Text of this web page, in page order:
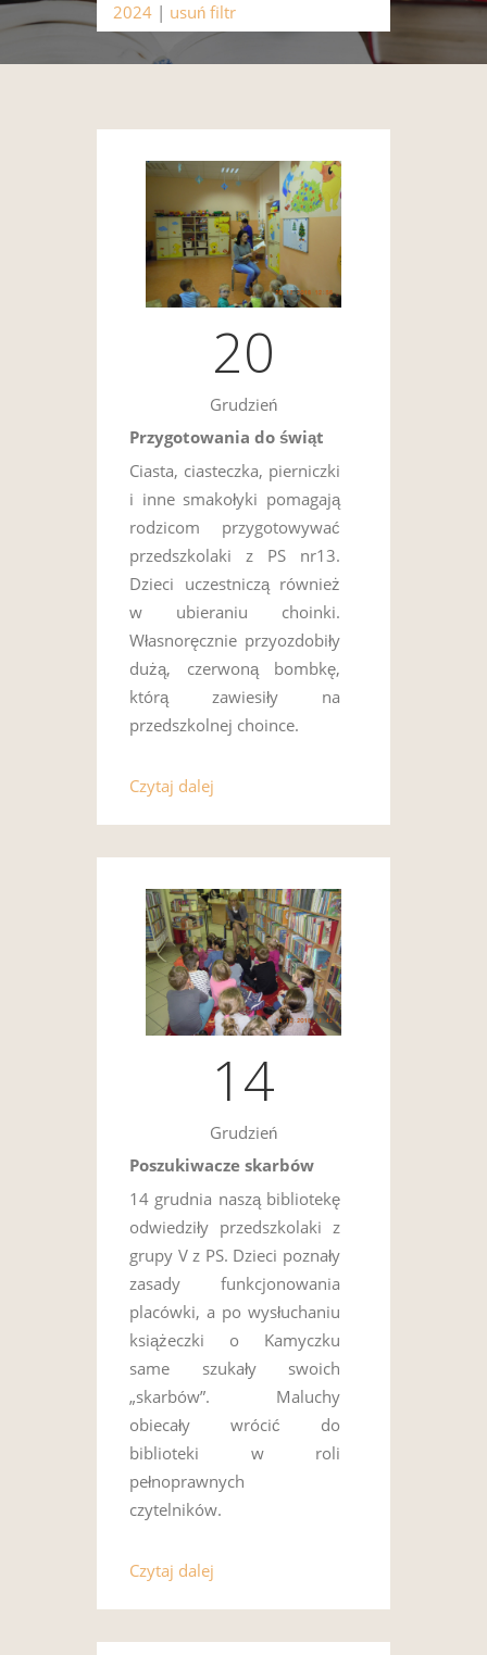
2024 | usuń filtr
20
Grudzień
Przygotowania do świąt
Ciasta, ciasteczka, pierniczki
i inne smakołyki pomagają
rodzicom przygotowywać
przedszkolaki z PS nr13.
Dzieci uczestniczą również
w ubieraniu choinki.
Własnoręcznie przyozdobiły
dużą, czerwoną bombkę,
którą zawiesiły na
przedszkolnej choince.
Czytaj dalej
14
Grudzień
Poszukiwacze skarbów
14 grudnia naszą bibliotekę
odwiedziły przedszkolaki z
grupy V z PS. Dzieci poznały
zasady funkcjonowania
placówki, a po wysłuchaniu
książeczki o Kamyczku
same szukały swoich
„skarbów”. Maluchy
obiecały wrócić do
biblioteki w roli
pełnoprawnych
czytelników.
Czytaj dalej